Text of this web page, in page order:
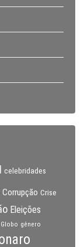
celebridades
Corrupção Crise
Eleições
Globo gênero